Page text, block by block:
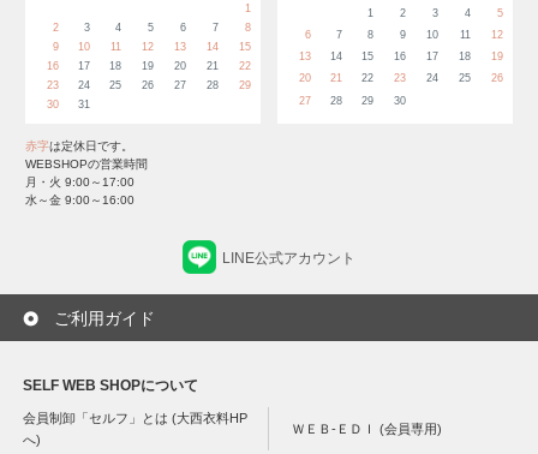
1
2
3 4 5 6 7
8
9
10 11 12 13 14
15
16
17 18 19 20 21
22
23
24 25 26 27 28
29
30
31
1
2 3 4
5
6
7 8 9 10 11
12
13
14 15 16 17 18
19
20
21 22 23 24 25
26
27
28 29 30
赤字は定休日です。
WEBSHOPの営業時間
月・火 9:00～17:00
水～金 9:00～16:00
LINE公式アカウント
ご利用ガイド
SELF WEB SHOPについて
会員制卸「セルフ」とは (大西衣料HP
へ)
ＷＥＢ-ＥＤＩ (会員専用)